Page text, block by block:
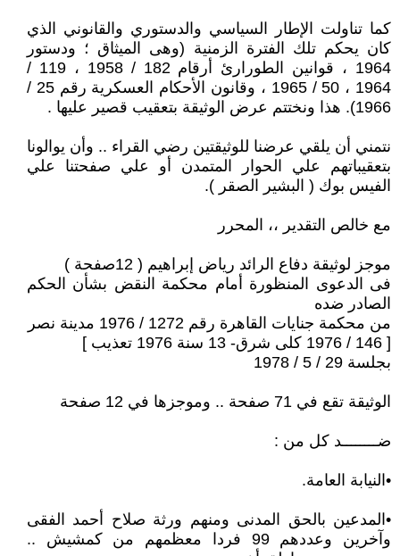
كما تناولت الإطار السياسي والدستوري والقانوني الذي
كان يحكم تلك الفترة الزمنية (وهى الميثاق ؛ ودستور
1964 ، قوانين الطورارئ أرقام 182 / 1958 ، 119 /
1964 ، 50 / 1965 ، وقانون الأحكام العسكرية رقم 25 /
1966). هذا ونختتم عرض الوثيقة بتعقيب قصير عليها .
نتمني أن يلقي عرضنا للوثيقتين رضي القراء .. وأن يوالونا
بتعقيباتهم علي الحوار المتمدن أو علي صفحتنا علي
الفيس بوك ( البشير الصقر ).
مع خالص التقدير ،، المحرر
موجز لوثيقة دفاع الرائد رياض إبراهيم ( 12صفحة )
فى الدعوى المنظورة أمام محكمة النقض بشأن الحكم
الصادر ضده
من محكمة جنايات القاهرة رقم 1272 / 1976 مدينة نصر
[ 146 / 1976 كلى شرق- 13 سنة 1976 تعذيب ]
بجلسة 29 / 5 / 1978
الوثيقة تقع في 71 صفحة .. وموجزها في 12 صفحة
ضــــــــد كل من :
•النيابة العامة.
•المدعين بالحق المدنى ومنهم ورثة صلاح أحمد الفقى
وآخرين وعددهم 99 فردا معظمهم من كمشيش ..